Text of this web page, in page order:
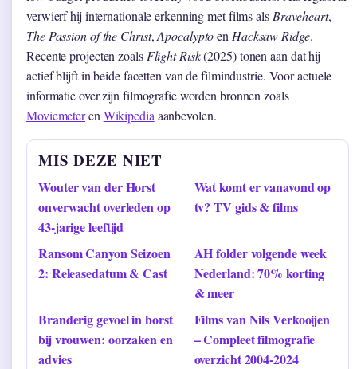
verwierf hij internationale erkenning met films als Braveheart,
The Passion of the Christ,Apocalyptoen Hacksaw Ridge.
Recente projecten zoals Flight Risk(2025) tonen aan dat hij
actief blijft in beide facetten van de filmindustrie. Voor actuele
informatie over zijn filmografie worden bronnen zoals
Moviemeteren Wikipedia aanbevolen.
MIS DEZE NIET
Wouter van der Horst
onverwacht overleden op
43-jarige leeftijd
Wat komt er vanavond op
tv? TV gids & films
Ransom Canyon Seizoen
2: Releasedatum & Cast
AH folder volgende week
Nederland: 70% korting
& meer
Branderig gevoel in borst
bij vrouwen: oorzaken en
advies
Films van Nils Verkooijen
– Compleet filmografie
overzicht 2004-2024